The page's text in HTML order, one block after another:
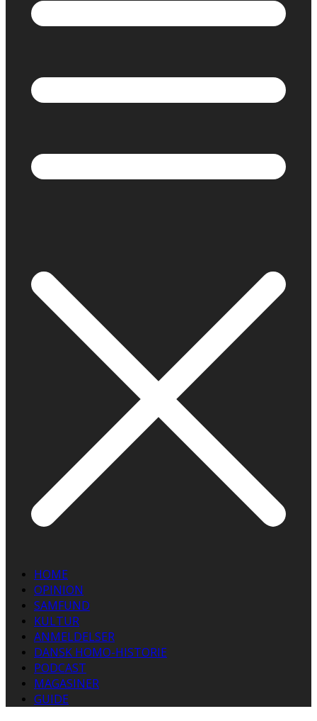
HOME
OPINION
SAMFUND
KULTUR
ANMELDELSER
DANSK HOMO-HISTORIE
PODCAST
MAGASINER
GUIDE